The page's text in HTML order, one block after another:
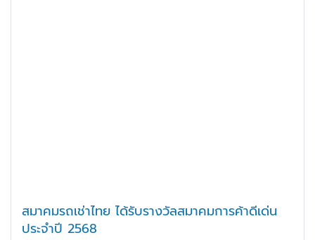
สมาคมรถเช่าไทย ได้รับรางวัลสมาคมการค้าดีเด่น
ประจำปี 2568